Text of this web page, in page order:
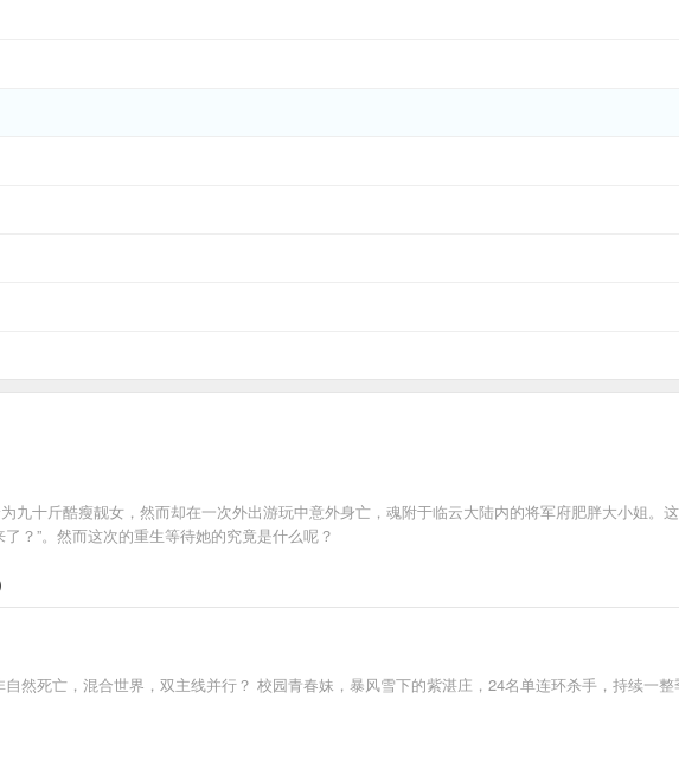
九十斤酷瘦靓女，然而却在一次外出游玩中意外身亡，魂附于临云大陆内的将军府肥胖大小姐。
？”。然而这次的重生等待她的究竟是什么呢？
然死亡，混合世界，双主线并行？ 校园青春妹，暴风雪下的紫湛庄，24名单连环杀手，持续一